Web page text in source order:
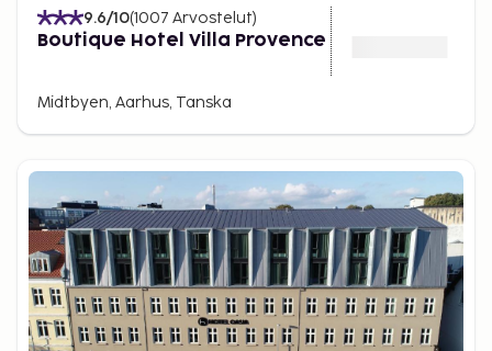
9.6/10(1007 Arvostelut)
Boutique Hotel Villa Provence
Midtbyen, Aarhus, Tanska